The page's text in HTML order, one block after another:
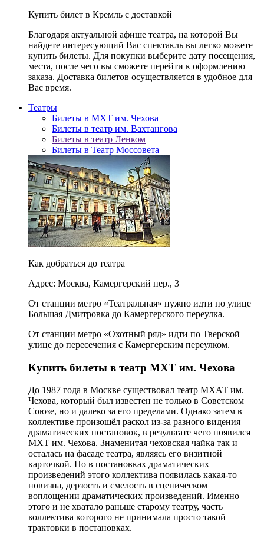
Купить билет в Кремль с доставкой
Благодаря актуальной афише театра, на которой Вы
найдете интересующий Вас спектакль вы легко можете
купить билеты. Для покупки выберите дату посещения,
места, после чего вы сможете перейти к оформлению
заказа. Доставка билетов осуществляется в удобное для
Вас время.
Театры
Билеты в МХТ им. Чехова
Билеты в театр им. Вахтангова
Билеты в театр Ленком
Билеты в Театр Моссовета
Как добраться до театра
Адрес: Москва, Камергерский пер., 3
От станции метро «Театральная» нужно идти по улице
Большая Дмитровка до Камергерского переулка.
От станции метро «Охотный ряд» идти по Тверской
улице до пересечения с Камергерским переулком.
Купить билеты в театр МХТ им. Чехова
До 1987 года в Москве существовал театр МХАТ им.
Чехова, который был известен не только в Советском
Союзе, но и далеко за его пределами. Однако затем в
коллективе произошёл раскол из-за разного видения
драматических постановок, в результате чего появился
МХТ им. Чехова. Знаменитая чеховская чайка так и
осталась на фасаде театра, являясь его визитной
карточкой. Но в постановках драматических
произведений этого коллектива появилась какая-то
новизна, дерзость и смелость в сценическом
воплощении драматических произведений. Именно
этого и не хватало раньше старому театру, часть
коллектива которого не принимала просто такой
трактовки в постановках.